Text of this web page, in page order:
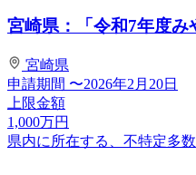
宮崎県：「令和7年度
宮崎県
申請期間 〜2026年2月20日
上限金額
1,000万円
県内に所在する、不特定多